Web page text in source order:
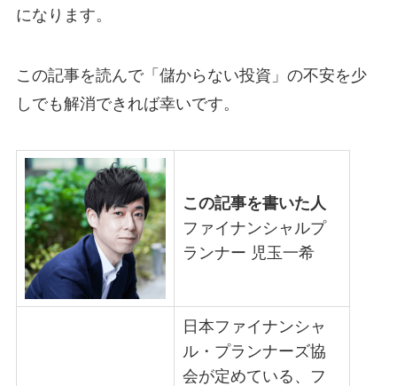
になります。
この記事を読んで「儲からない投資」の不安を少
しでも解消できれば幸いです。
この記事を書いた人
ファイナンシャルプ
ランナー 児玉一希
日本ファイナンシャ
ル・プランナーズ協
会が定めている、フ